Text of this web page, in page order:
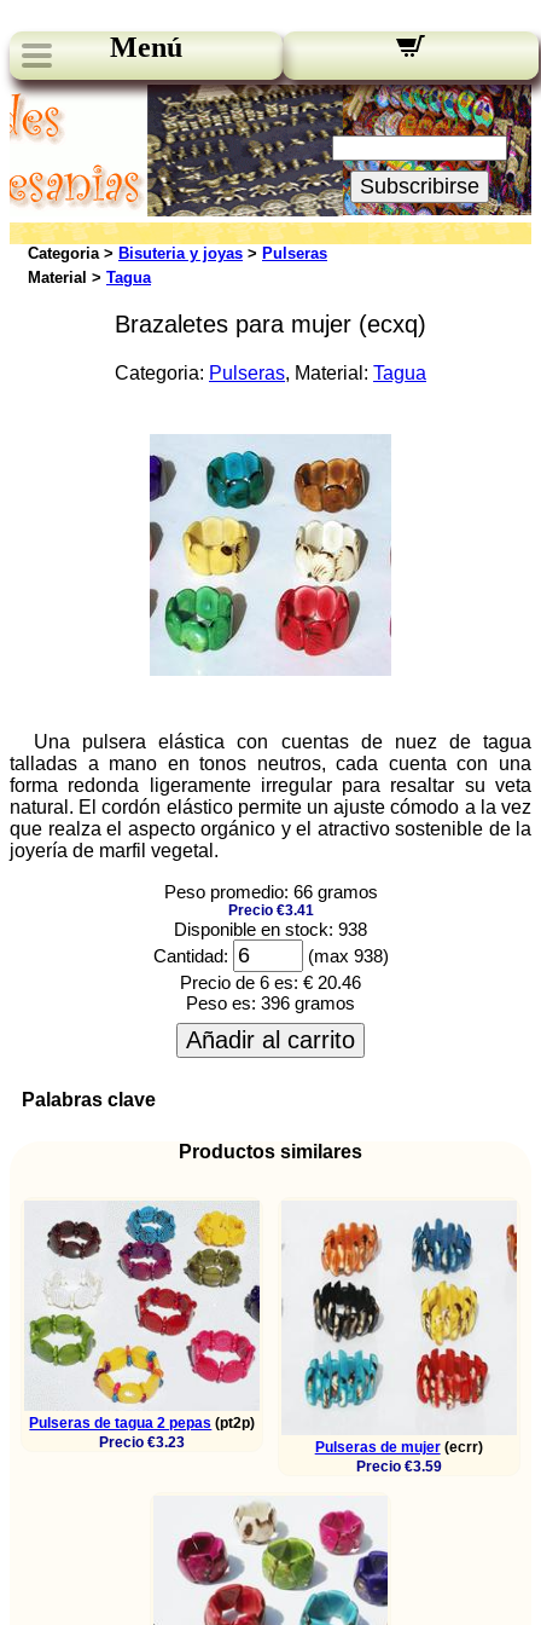
Menú
Novedades:
Su Email:
Subscribirse
Categoria > Bisuteria y joyas > Pulseras
Material > Tagua
Brazaletes para mujer (ecxq)
Categoria: Pulseras, Material: Tagua
Una pulsera elástica con cuentas de nuez de tagua
talladas a mano en tonos neutros, cada cuenta con una
forma redonda ligeramente irregular para resaltar su veta
natural. El cordón elástico permite un ajuste cómodo a la vez
que realza el aspecto orgánico y el atractivo sostenible de la
joyería de marfil vegetal.
Peso promedio: 66 gramos
Precio €3.41
Disponible en stock: 938
Cantidad:
(max 938)
Precio de 6 es: € 20.46
Peso es: 396 gramos
Añadir al carrito
Palabras clave
Productos similares
Pulseras de tagua 2 pepas (pt2p)
Precio €3.23
Pulseras de mujer(ecrr)
Precio €3.59